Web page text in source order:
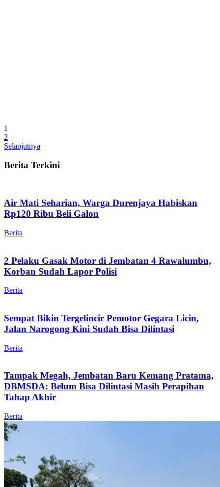
1
2
Selanjutnya
Berita Terkini
Air Mati Seharian, Warga Durenjaya Habiskan
Rp120 Ribu Beli Galon
Berita
2 Pelaku Gasak Motor di Jembatan 4 Rawalumbu,
Korban Sudah Lapor Polisi
Berita
Sempat Bikin Tergelincir Pemotor Gegara Licin,
Jalan Narogong Kini Sudah Bisa Dilintasi
Berita
Tampak Megah, Jembatan Baru Kemang Pratama,
DBMSDA: Belum Bisa Dilintasi Masih Perapihan
Tahap Akhir
Berita